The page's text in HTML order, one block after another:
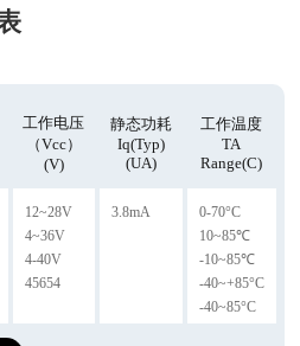
工作电压
（Vcc）
(v)
静态功耗
Iq(Typ)
(uA)
工作温度
TA
Range(C)
12~28V
4~36V
4-40V
45654
3.8mA
0-70°C
10~85℃
-10~85℃
-40~+85°C
-40~85°C